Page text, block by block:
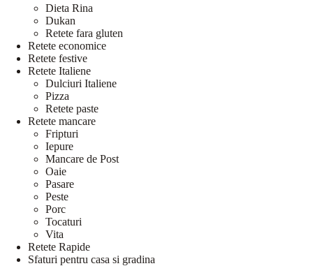
Dieta Rina
Dukan
Retete fara gluten
Retete economice
Retete festive
Retete Italiene
Dulciuri Italiene
Pizza
Retete paste
Retete mancare
Fripturi
Iepure
Mancare de Post
Oaie
Pasare
Peste
Porc
Tocaturi
Vita
Retete Rapide
Sfaturi pentru casa si gradina